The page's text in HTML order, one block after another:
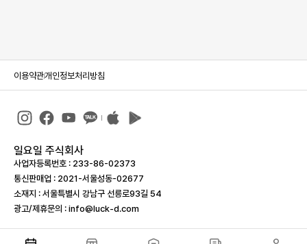
이용약관개인정보처리방침
일요일 주식회사
사업자등록번호 : 233-86-023­73
통신판매업 : 2021-서울성동-02677
소재지 : 서울특별시 강남구 선릉로93길 54
광고/제휴문의 : info@luck-d.com